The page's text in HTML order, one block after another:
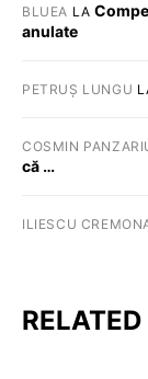
BLUEA LA
anulate
PETRUȘ LUNGU
COSMIN
că …
ILIESCU